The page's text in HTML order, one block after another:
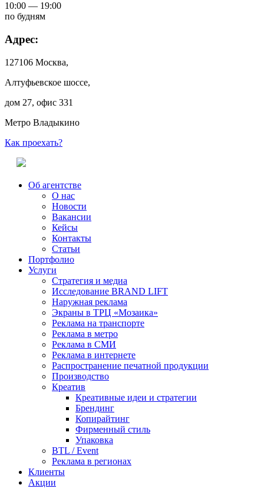
10:00 — 19:00
по будням
Адрес:
127106 Москва,
Алтуфьевское шоссе,
дом 27, офис 331
Метро Владыкино
Как проехать?
Об агентстве
О нас
Новости
Вакансии
Кейсы
Контакты
Статьи
Портфолио
Услуги
Стратегия и медиа
Исследование BRAND LIFT
Наружная реклама
Экраны в ТРЦ «Мозаика»
Реклама на транспорте
Реклама в метро
Реклама в СМИ
Реклама в интернете
Распространение печатной продукции
Производство
Креатив
Креативные идеи и стратегии
Брендинг
Копирайтинг
Фирменный стиль
Упаковка
BTL / Event
Реклама в регионах
Клиенты
Акции